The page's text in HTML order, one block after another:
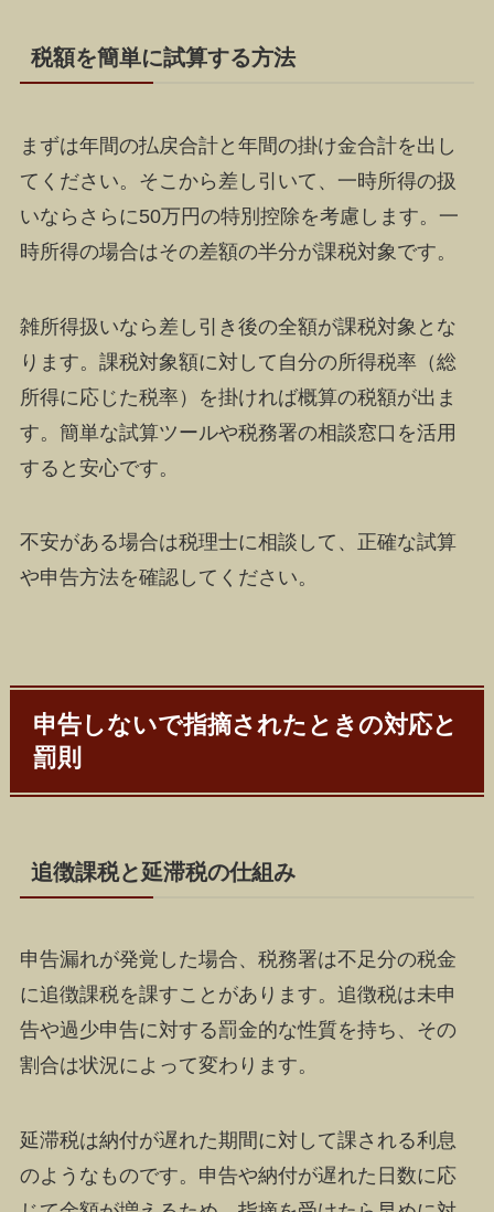
税額を簡単に試算する方法
まずは年間の払戻合計と年間の掛け金合計を出し
てください。そこから差し引いて、一時所得の扱
いならさらに50万円の特別控除を考慮します。一
時所得の場合はその差額の半分が課税対象です。
雑所得扱いなら差し引き後の全額が課税対象とな
ります。課税対象額に対して自分の所得税率（総
所得に応じた税率）を掛ければ概算の税額が出ま
す。簡単な試算ツールや税務署の相談窓口を活用
すると安心です。
不安がある場合は税理士に相談して、正確な試算
や申告方法を確認してください。
申告しないで指摘されたときの対応と
罰則
追徴課税と延滞税の仕組み
申告漏れが発覚した場合、税務署は不足分の税金
に追徴課税を課すことがあります。追徴税は未申
告や過少申告に対する罰金的な性質を持ち、その
割合は状況によって変わります。
延滞税は納付が遅れた期間に対して課される利息
のようなものです。申告や納付が遅れた日数に応